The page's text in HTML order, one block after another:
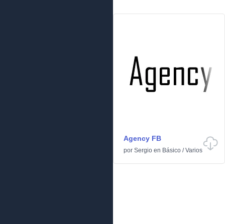
Agency FB
por Sergio en Básico /Varios